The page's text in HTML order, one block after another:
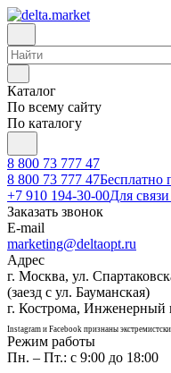
Каталог
По всему сайту
По каталогу
8 800 73 777 47
8 800 73 777 47Бесплатно
+7 910 194-30-00Для
Заказать звонок
E-mail
marketing@deltaopt.ru
Адрес
г. Москва, ул.
(заезд с ул. Бауманская)
г. Кострома, Инженерный
Instagram и Facebook признаны
Режим работы
Пн. – Пт.: с 9:00 до 18:00